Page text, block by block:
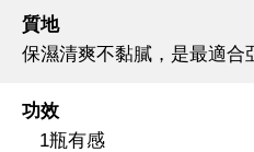
質地
保濕清爽不黏膩，是最適合
功效
1瓶有感